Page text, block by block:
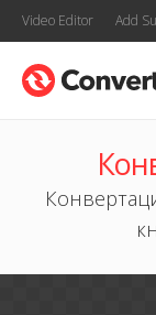
Video Editor Add